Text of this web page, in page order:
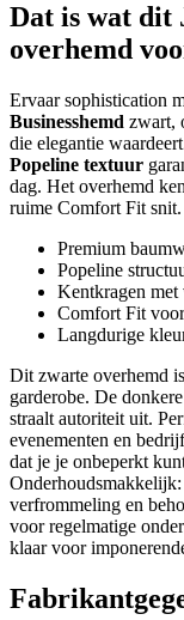
Dat is wat dit
overhemd
Ervaar sophistication
Businesshemd zwart,
die elegantie
Popeline textuur
dag. Het overhemd
ruime Comfort Fit snit.
Premium
Popeline
Kentkragen met
Comfort Fit
Langdurige
Dit zwarte overhemd
garderobe. De
straalt autoriteit uit.
evenementen en
dat je je onbeperkt
verfrommeling en
voor regelmatige
klaar voor